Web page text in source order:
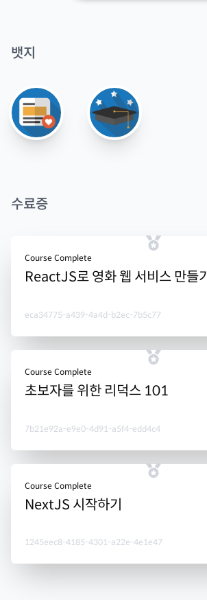
뱃지
수료증
Course Complete
ReactJS로 영화 웹 서비스 만들기
eca34775-a439-4a4d-b2ec-7b5c77
Course Complete
초보자를 위한 리덕스 101
7b21e92a-e9e0-4d91-a5f4-edd4c4
Course Complete
NextJS 시작하기
1245eec8-4185-4301-a22e-4e1e47